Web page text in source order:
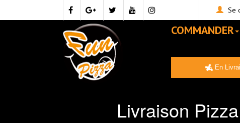
Se
COMMANDER
En
Livraison